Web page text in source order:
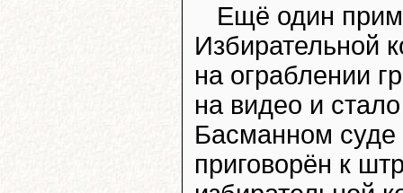
Ещё один
Избирательной
на ограблении
на видео и
Басманном
приговорён к